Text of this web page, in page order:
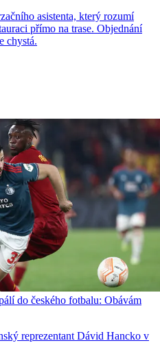
asistenta, který rozumí
přímo na trase. Objednání
chystá.
do českého fotbalu: Obávám
reprezentant Dávid Hancko v